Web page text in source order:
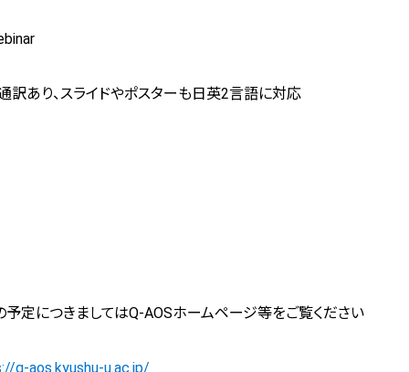
あり、スライドやポスターも日英2言語に対応
定につきましてはQ-AOSホームページ等をご覧ください
q-aos.kyushu-u.ac.jp/